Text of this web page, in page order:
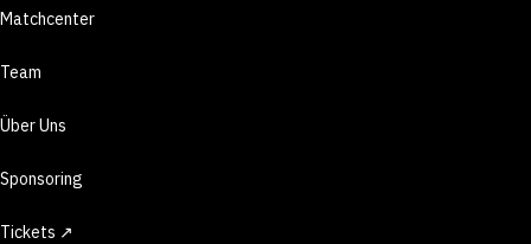
Matchcenter
Team
Über Uns
Sponsoring
Tickets ↗